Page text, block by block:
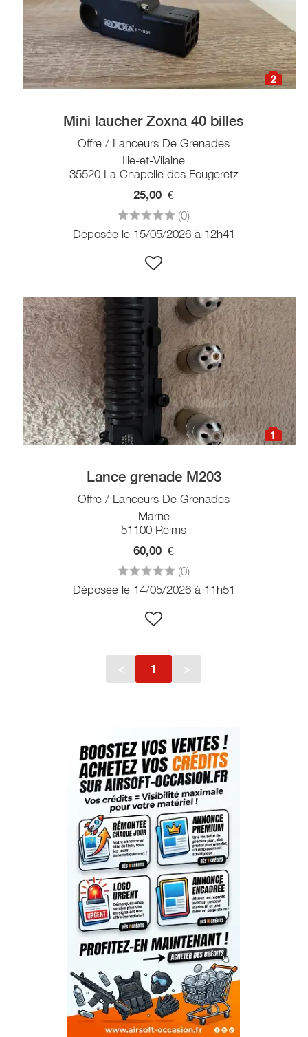
2
Mini laucher Zoxna 40 billes
Offre / Lanceurs De Grenades
Ille-et-Vilaine
35520 La Chapelle des Fougeretz
25,00 €
(0)
Déposée le 15/05/2026 à 12h41
1
Lance grenade M203
Offre / Lanceurs De Grenades
Marne
51100 Reims
60,00 €
(0)
Déposée le 14/05/2026 à 11h51
< 1 >